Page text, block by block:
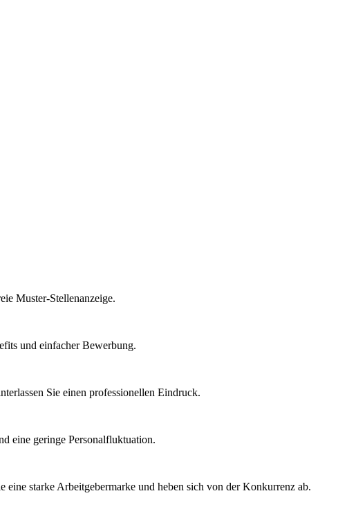
Muster-Stellenanzeige.
und einfacher Bewerbung.
Sie einen professionellen Eindruck.
eine geringe Personalfluktuation.
starke Arbeitgebermarke und heben sich von der Konkurrenz ab.